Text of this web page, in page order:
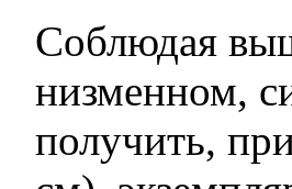
Соблюдая
низменном,
получить,